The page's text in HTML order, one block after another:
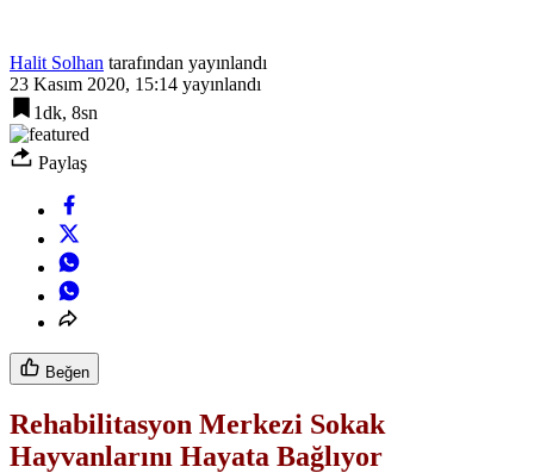
Halit Solhan tarafından yayınlandı
23 Kasım 2020, 15:14 yayınlandı
1dk, 8sn
Paylaş
Beğen
Rehabilitasyon Merkezi Sokak
Hayvanlarını Hayata Bağlıyor